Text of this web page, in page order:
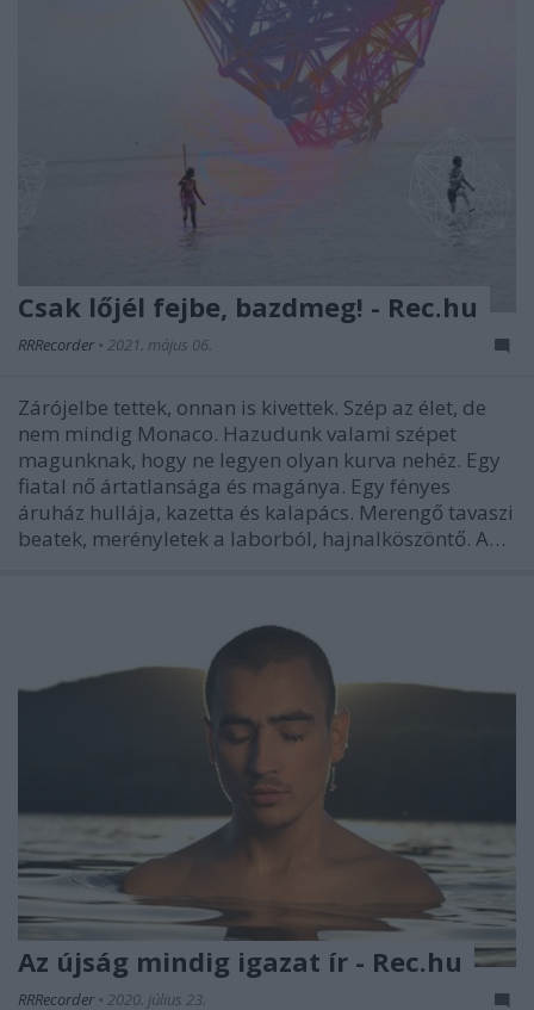
Csak lőjél fejbe, bazdmeg! - Rec.hu
RRRecorder • 2021. május 06.
Zárójelbe tettek, onnan is kivettek. Szép az élet, de
nem mindig Monaco. Hazudunk valami szépet
magunknak, hogy ne legyen olyan kurva nehéz. Egy
fiatal nő ártatlansága és magánya. Egy fényes
áruház hullája, kazetta és kalapács. Merengő tavaszi
beatek, merényletek a laborból, hajnalköszöntő. A…
Az újság mindig igazat ír - Rec.hu
RRRecorder • 2020. július 23.